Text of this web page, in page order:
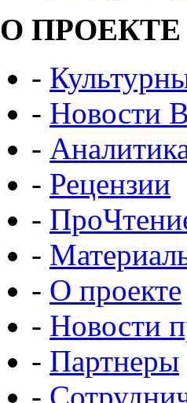
О ПРОЕКТЕ
-
- Новости
-
- Рецензии
-
-
- О проекте
- Новости
- Партнеры